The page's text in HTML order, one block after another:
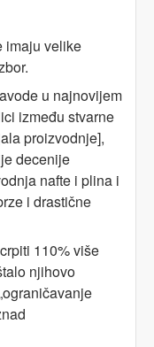
imaju velike
u najnovijem
između stvarne
proizvodnje],
decenije
nafte i plina i
i drastične
110% više
njihovo